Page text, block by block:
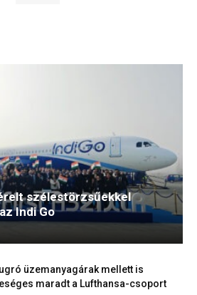
szélestörzsűekkel
Indi Go
üzemanyagárak mellett is
maradt a Lufthansa-csoport